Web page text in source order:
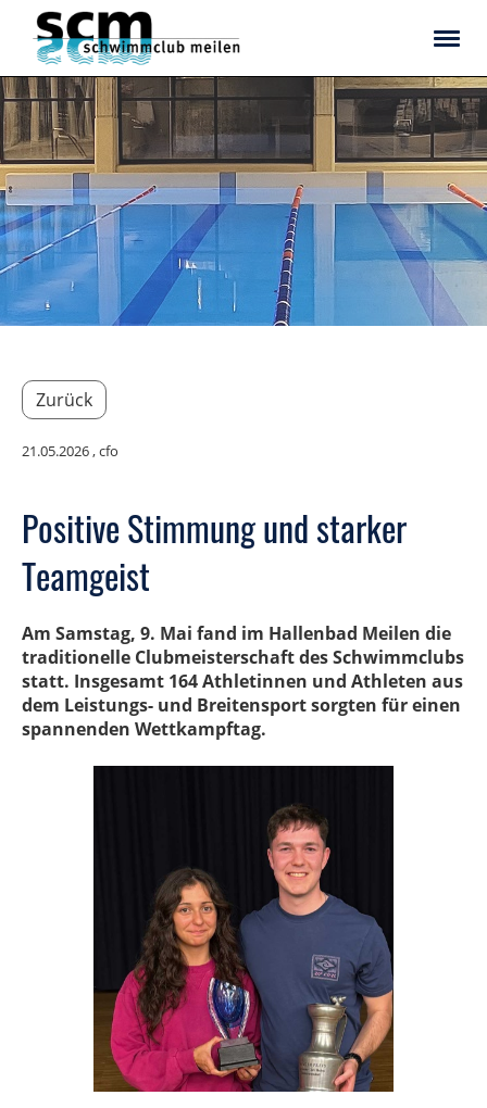
Zurück
21.05.2026, cfo
Positive Stimmung und starker
Teamgeist
Am Samstag, 9. Mai fand im Hallenbad Meilen die
traditionelle Clubmeisterschaft des Schwimmclubs
statt. Insgesamt 164 Athletinnen und Athleten aus
dem Leistungs- und Breitensport sorgten für einen
spannenden Wettkampftag.